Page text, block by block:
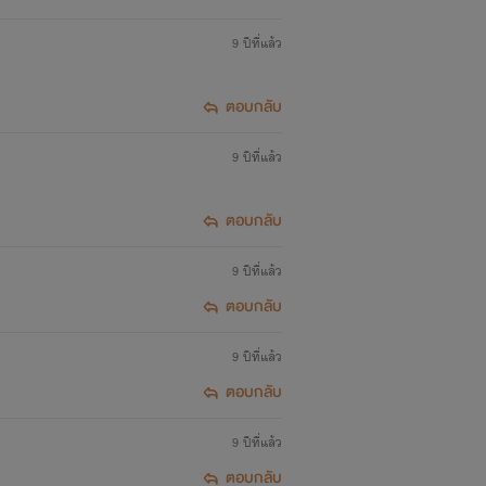
9 ปีที่แล้ว
ตอบกลับ
9 ปีที่แล้ว
ตอบกลับ
9 ปีที่แล้ว
ตอบกลับ
9 ปีที่แล้ว
ตอบกลับ
9 ปีที่แล้ว
ตอบกลับ